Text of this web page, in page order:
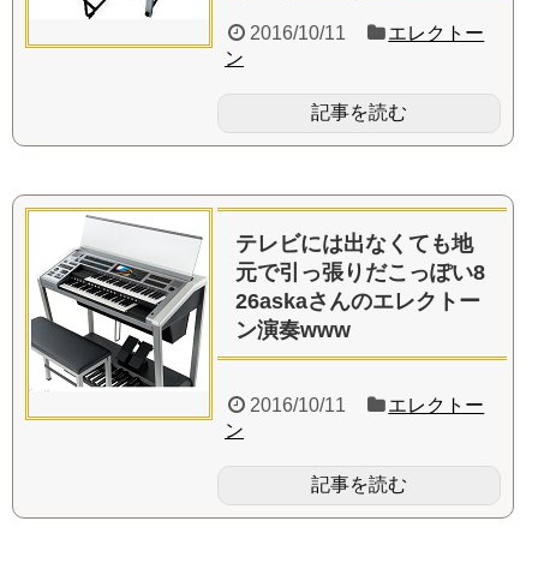
2016/10/11
エレクトー
ン
記事を読む
テレビには出なくても地
元で引っ張りだこっぽい8
26askaさんのエレクトー
ン演奏www
2016/10/11
エレクトー
ン
記事を読む